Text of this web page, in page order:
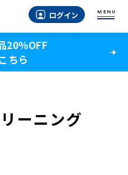
ログイン MENU
20％OFF
ちら
ーニング